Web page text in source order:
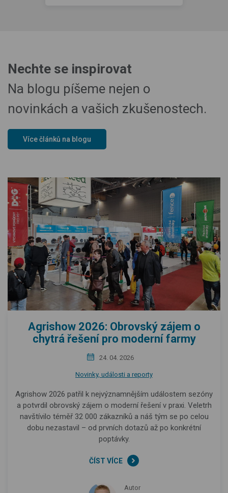
Nechte se inspirovat
Na blogu píšeme nejen o
novinkách a vašich zkušenostech.
Více článků na blogu
Agrishow 2026: Obrovský zájem o
chytrá řešení pro moderní farmy
24. 04. 2026
Novinky, události a reporty
Agrishow 2026 patřil k nejvýznamnějším událostem sezóny
a potvrdil obrovský zájem o moderní řešení v praxi. Veletrh
navštívilo téměř 32 000 zákazníků a náš tým se po celou
dobu nezastavil – od prvních dotazů až po konkrétní
poptávky.
ČÍST VÍCE
Autor